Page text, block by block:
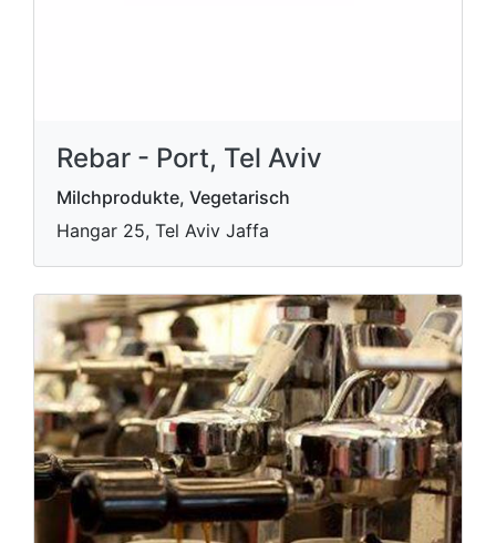
Rebar - Port, Tel Aviv
Milchprodukte, Vegetarisch
Hangar 25, Tel Aviv Jaffa